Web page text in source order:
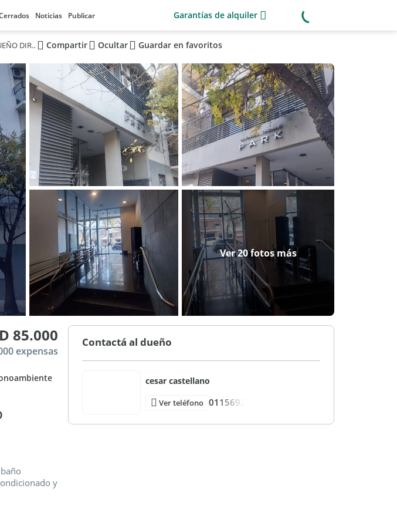
Noticias Publicar Garantías de alquiler
VENTA COLEGIALES EXC MONOAMBIENTE DUEÑO DIRECTO Compartir Ocultar Guardar en favoritos
Ver 20 fotos más
85.000
expensas
y
Contactá al dueño
cesar castellano
Ver teléfono 0115692